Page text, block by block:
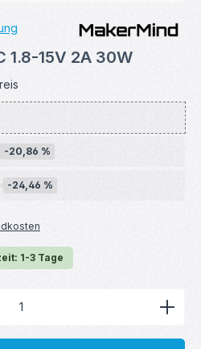
1.8-15V 2A 30W
-20,86 %
-24,46 %
1-3 Tage
gewünschten Wert ein